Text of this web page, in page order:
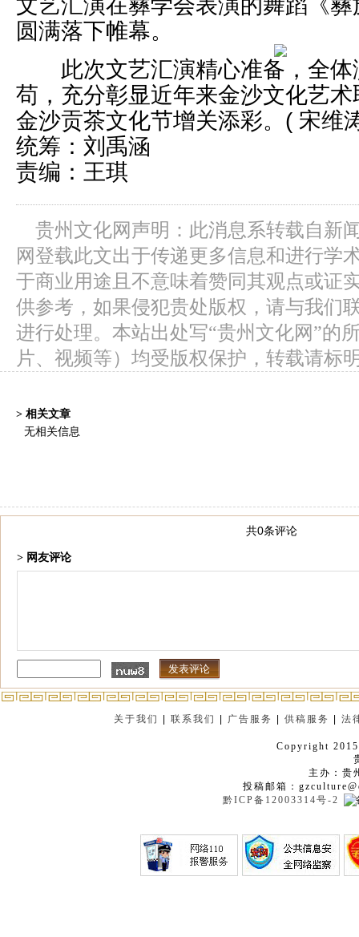
文艺汇演在彝学会表演的舞蹈《
圆满落下帷幕。
此次文艺汇演精心准备，全体
苟，充分彰显近年来金沙文化艺
金沙贡茶文化节增关添彩。( 宋维
统筹：刘禹涵
责编：王琪
贵州文化网声明：此消息系转载自新
网登载此文出于传递更多信息和进行学
于商业用途且不意味着赞同其观点或证
供参考，如果侵犯贵处版权，请与我们
进行处理。本站出处写“贵州文化网”的
片、视频等）均受版权保护，转载请标
> 相关文章
无相关信息
共0条评论
> 网友评论
关于我们 |联系我们 广告服务 |供稿服务 |法
Copyright
主办：贵
投稿邮箱：
黔ICP备12003314号-2